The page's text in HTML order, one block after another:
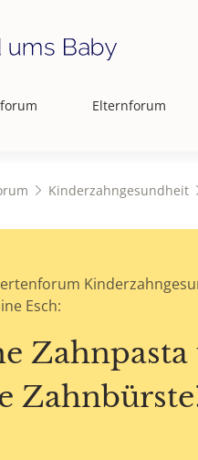
Elternforum
Kinderzahngesundheit
Esch:
Zahnpasta